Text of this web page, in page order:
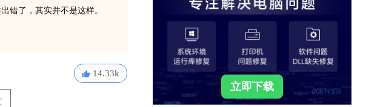
错了，其实并不是这样。
14.33k
立即下载